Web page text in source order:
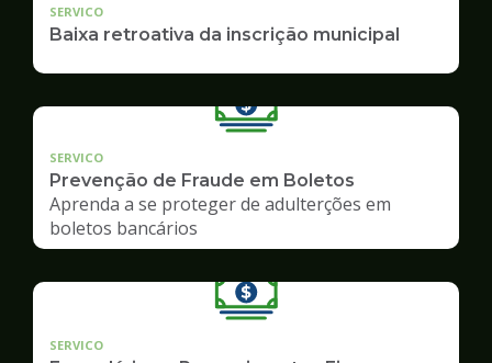
SERVICO
Baixa retroativa da inscrição municipal
SERVICO
Prevenção de Fraude em Boletos
Aprenda a se proteger de adulterções em
boletos bancários
SERVICO